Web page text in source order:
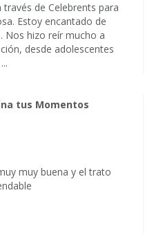
de Celebrents para
Estoy encantado de
Nos hizo reír mucho a
desde adolescentes
tus Momentos
muy buena y el trato